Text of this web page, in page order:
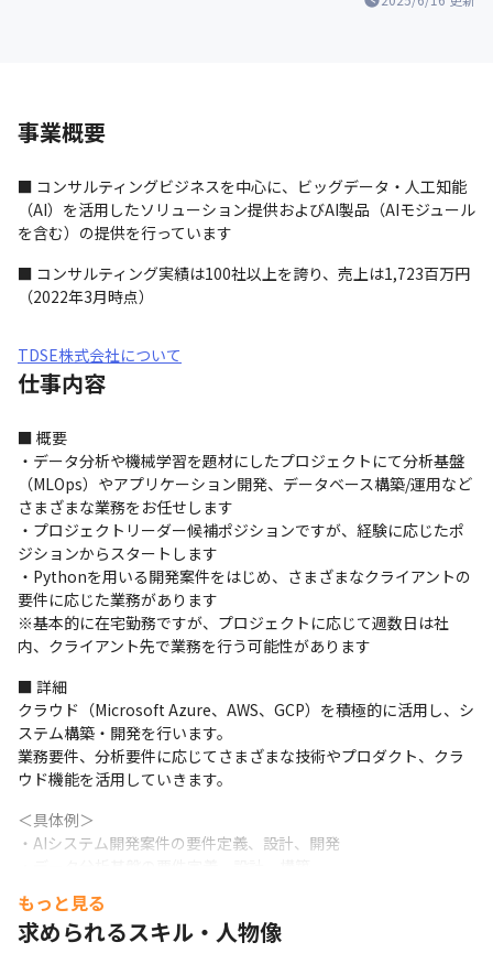
事業概要
■ コンサルティングビジネスを中心に、ビッグデータ・人工知能
（AI）を活用したソリューション提供およびAI製品（AIモジュール
を含む）の提供を行っています
■ コンサルティング実績は100社以上を誇り、売上は1,723百万円
（2022年3月時点）
TDSE株式会社について
仕事内容
■ 概要
・データ分析や機械学習を題材にしたプロジェクトにて分析基盤
（MLOps）やアプリケーション開発、データベース構築/運用など
さまざまな業務をお任せします
・プロジェクトリーダー候補ポジションですが、経験に応じたポ
ジションからスタートします
・Pythonを用いる開発案件をはじめ、さまざまなクライアントの
要件に応じた業務があります
※基本的に在宅勤務ですが、プロジェクトに応じて週数日は社
内、クライアント先で業務を行う可能性があります
■ 詳細
クラウド（Microsoft Azure、AWS、GCP）を積極的に活用し、シ
ステム構築・開発を行います。
業務要件、分析要件に応じてさまざまな技術やプロダクト、クラ
ウド機能を活用していきます。
＜具体例＞
・AIシステム開発案件の要件定義、設計、開発
・AI/分析プロジェクトのマネージメント（PM）
・AI/分析システムの導入コンサルティング
もっと見る
求められるスキル・人物像